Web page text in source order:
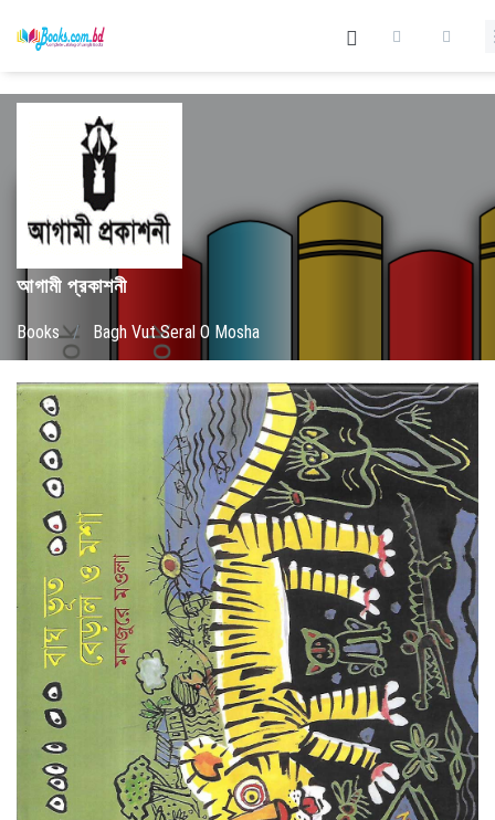
আগামী প্রকাশনী
Books / Bagh Vut Seral O Mosha